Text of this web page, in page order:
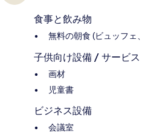
食事と飲み物
無料の朝食 (ビュッフェ
子供向け設備 / サービス
画材
児童書
ビジネス設備
会議室